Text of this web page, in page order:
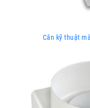
Cân kỹ thuật